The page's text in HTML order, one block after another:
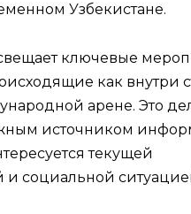
Узбекистане.
ключевые
как внутри
арене. Это
источником
текущей
и социальной